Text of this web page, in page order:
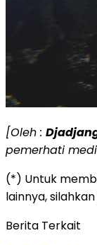
[Oleh :
pemerhati
(*) Untuk
lainnya, silahkan
Berita Terkait